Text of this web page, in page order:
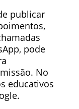
publicar
pode
No
educativos